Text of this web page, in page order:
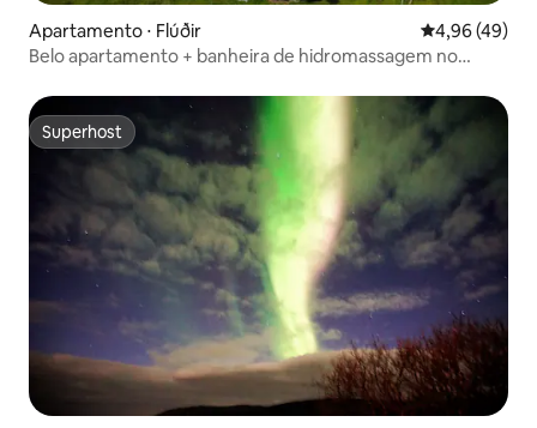
Apartamento ⋅ Flúðir 4,96 de uma
4,96 (49)
Belo apartamento + banheira de hidromassagem no
Superhost
Superhost